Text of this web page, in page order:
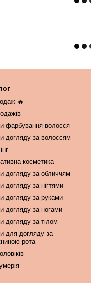
🔥
фарбування волосся
догляду за волоссям
косметика
догляду за обличчям
догляду за нігтями
догляду за руками
догляду за ногами
догляду за тілом
для догляду за
рота